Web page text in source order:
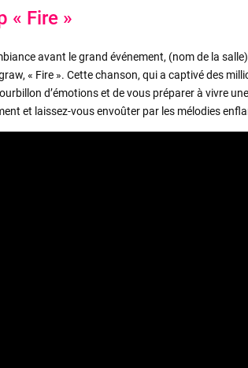
« Fire »
avant le grand événement, (nom de la
« Fire ». Cette chanson, qui a captivé des
d’émotions et de vous préparer à vivre
et laissez-vous envoûter par les mélodies